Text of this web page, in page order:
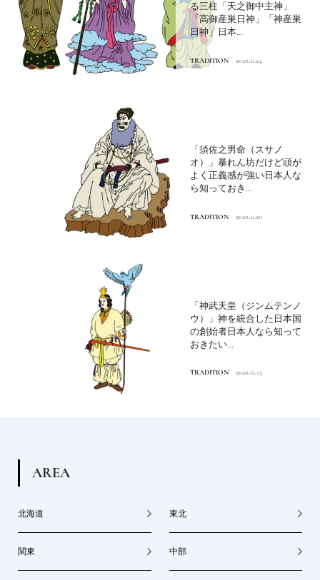
る三柱「天之御中主神」
「高御産巣日神」「神産巣
日神」日本...
TRADITION 2020.11.24
「須佐之男命（スサノ
オ）」暴れん坊だけど頭が
よく正義感が強い日本人な
ら知っておき...
TRADITION 2020.11.20
「神武天皇（ジンムテンノ
ウ）」神を統合した日本国
の創始者日本人なら知って
おきたい...
TRADITION 2020.12.23
AREA
北海道 東北
関東 中部